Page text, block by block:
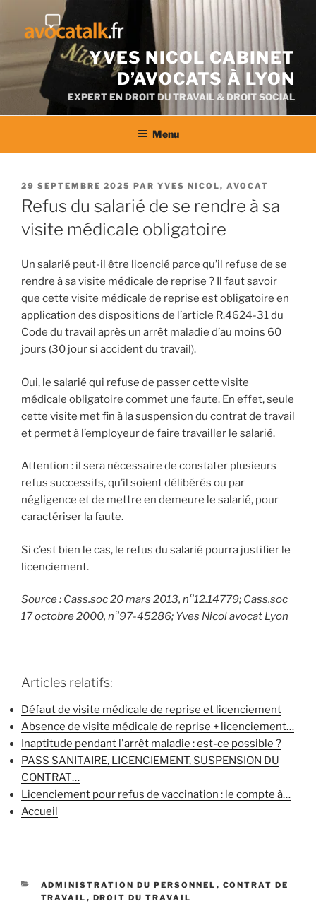
contenu
YVES NICOL CABINET
D’AVOCATS À LYON
EXPERT EN DROIT DU TRAVAIL & DROIT SOCIAL
Menu
PUBLIÉ
LE
29 SEPTEMBRE 2025 PAR YVES NICOL, AVOCAT
Refus du salarié de se rendre à sa
visite médicale obligatoire
Un salarié peut-il être licencié parce qu’il refuse de se
rendre à sa visite médicale de reprise ? Il faut savoir
que cette visite médicale de reprise est obligatoire en
application des dispositions de l’article R.4624-31 du
Code du travail après un arrêt maladie d’au moins 60
jours (30 jour si accident du travail).
Oui, le salarié qui refuse de passer cette visite
médicale obligatoire commet une faute. En effet, seule
cette visite met fin à la suspension du contrat de travail
et permet à l’employeur de faire travailler le salarié.
Attention : il sera nécessaire de constater plusieurs
refus successifs, qu’il soient délibérés ou par
négligence et de mettre en demeure le salarié, pour
caractériser la faute.
Si c’est bien le cas, le refus du salarié pourra justifier le
licenciement.
Source : Cass.soc 20 mars 2013, n°12.14779; Cass.soc
17 octobre 2000, n°97-45286; Yves Nicol avocat Lyon
Articles relatifs:
Défaut de visite médicale de reprise et licenciement
Absence de visite médicale de reprise + licenciement…
Inaptitude pendant l'arrêt maladie : est-ce possible ?
PASS SANITAIRE, LICENCIEMENT, SUSPENSION DU
CONTRAT…
Licenciement pour refus de vaccination : le compte à…
Accueil
CATÉGORIES
ADMINISTRATION DU PERSONNEL , CONTRAT DE
TRAVAIL , DROIT DU TRAVAIL